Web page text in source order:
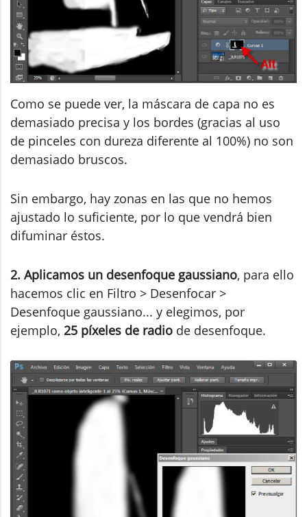
Como se puede ver, la máscara de capa no es
demasiado precisa y los bordes (gracias al uso
de pinceles con dureza diferente al 100%) no son
demasiado bruscos.
Sin embargo, hay zonas en las que no hemos
ajustado lo suficiente, por lo que vendrá bien
difuminar éstos.
2. Aplicamos un desenfoque gaussiano, para ello
hacemos clic en Filtro > Desenfocar >
Desenfoque gaussiano... y elegimos, por
ejemplo, 25 píxeles de radio de desenfoque.